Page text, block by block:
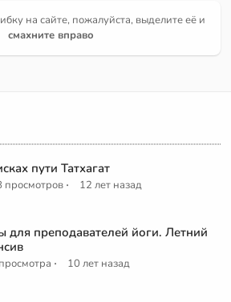
на сайте, пожалуйста, выделите её и
смахните вправо
пути Татхагат
просмотров · 12 лет назад
для преподавателей йоги. Летний
· 10 лет назад